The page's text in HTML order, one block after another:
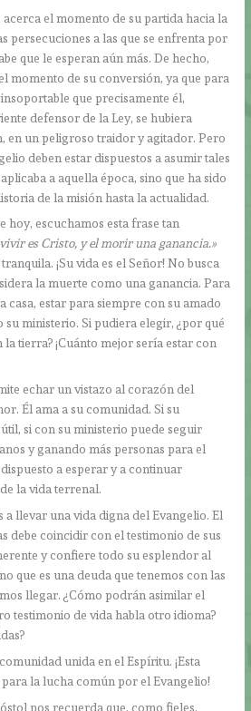
el momento de su partida hacia la
persecuciones a las que se enfrenta por
que le esperan aún más. De hecho,
momento de su conversión, ya que para
que precisamente él,
defensor de la Ley, se hubiera
en un peligroso traidor y agitador. Pero
deben estar dispuestos a asumir tales
a aquella época, sino que ha sido
de la misión hasta la actualidad.
hoy, escuchamos esta frase tan
es Cristo, y el morir una ganancia.»
¡Su vida es el Señor! No busca
la muerte como una ganancia. Para
estar para siempre con su amado
ministerio. Si pudiera elegir, ¿por qué
tierra? ¡Cuánto mejor sería estar con
echar un vistazo al corazón del
Él ama a su comunidad. Si su
si con su ministerio puede seguir
y ganando más personas para el
a esperar y a continuar
la vida terrenal.
a llevar una vida digna del Evangelio. El
debe coincidir con el testimonio de sus
y confiere todo su esplendor al
que es una deuda que tenemos con las
llegar. ¿Cómo podrán asimilar el
testimonio de vida habla otro idioma?
unida en el Espíritu. ¡Esta
la lucha común por el Evangelio!
nos recuerda que, como fieles,